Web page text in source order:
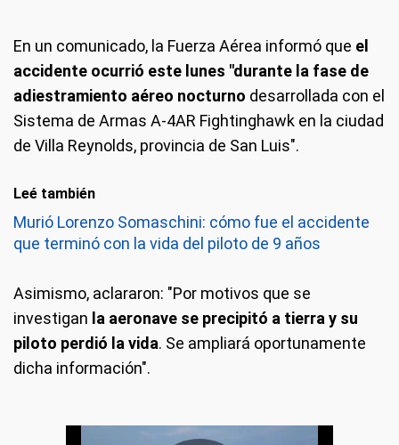
En un comunicado, la Fuerza Aérea informó que el
accidente ocurrió este lunes "durante la fase de
adiestramiento aéreo nocturno desarrollada con el
Sistema de Armas A-4AR Fightinghawk en la ciudad
de Villa Reynolds, provincia de San Luis".
Leé también
Murió Lorenzo Somaschini: cómo fue el accidente
que terminó con la vida del piloto de 9 años
Asimismo, aclararon: "Por motivos que se
investigan la aeronave se precipitó a tierra y su
piloto perdió la vida. Se ampliará oportunamente
dicha información".